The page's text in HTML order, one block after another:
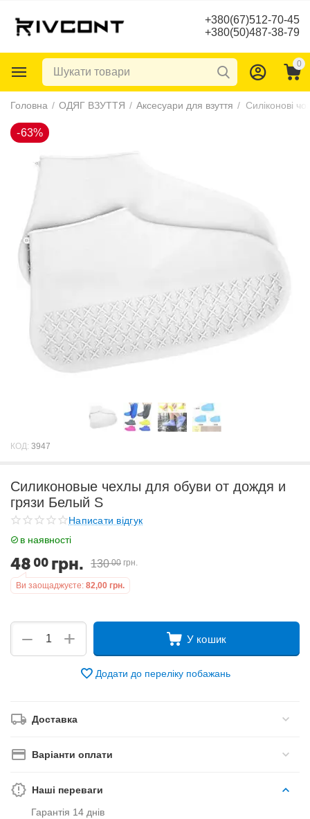
+380(67)512-70-45
+380(50)487-38-79
0
Головна / ОДЯГ ВЗУТТЯ / Аксесуари для взуття / Силіконові
КОД: 3947
Силиконовые чехлы для обуви от дождя и
грязи Белый S
Написати відгук
в наявності
48 00 грн. 130 00 грн.
Ви заощаджуєте: 82,00 грн.
+
− У кошик
Додати до переліку побажань
Доставка
Варіанти оплати
Наші переваги
Гарантія 14 днів